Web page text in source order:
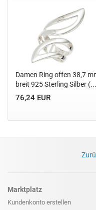
Damen Ring offen 38,7
breit 925 Sterling Silber (...
76,24 EUR
Marktplatz
Kundenkonto erstellen